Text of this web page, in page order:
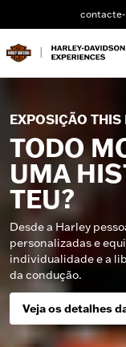
EXPOSIÇÃO THIS
TODO
UMA
TEU?
Desde a Harley
personalizadas e
individualidade e a
da condução.
Veja os detalhes